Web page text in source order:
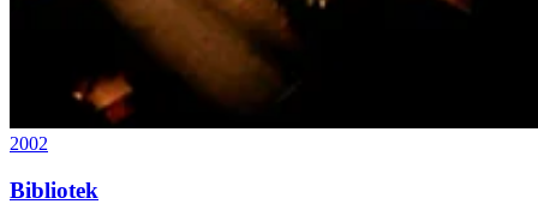
2002
Bibliotek